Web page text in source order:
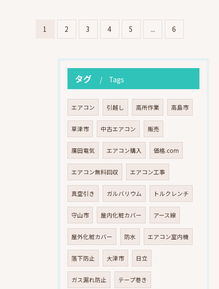
1 2 3 4 5 ... 6
タグ Tags
エアコン 引越し 高所作業 高島市
草津市 中古エアコン 販売
廣田電気 エアコン購入 価格.com
エアコン無料回収 エアコン工事
真空引き ガルバリウム トルクレンチ
守山市 屋内化粧カバー アース線
屋外化粧カバー 防水 エアコン室内機
落下防止 大津市 日立
ガス漏れ防止 テープ巻き